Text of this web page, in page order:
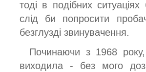
тоді в подібних
слід би попросити
безглузді звинувачення.
Починаючи з 1968 року,
виходила - без мого